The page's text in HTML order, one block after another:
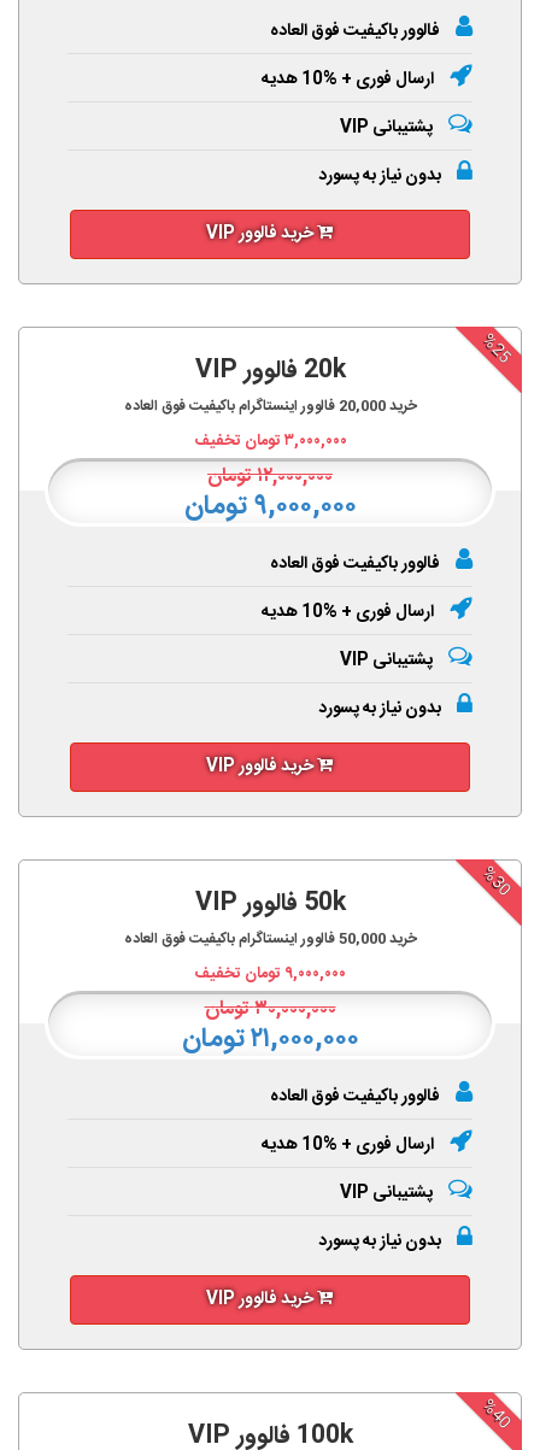
فالوور باکیفیت فوق العاده
ارسال فوری + %10 هدیه
پشتیبانی VIP
بدون نیاز به پسورد
خرید فالوور VIP
%25
20k فالوور VIP
خرید20,000 فالوور اینستاگرام باکیفیت فوق العاده
۳,۰۰۰,۰۰۰تومان تخفیف
۱۲,۰۰۰,۰۰۰تومان
۹,۰۰۰,۰۰۰ تومان
فالوور باکیفیت فوق العاده
ارسال فوری + %10 هدیه
پشتیبانی VIP
بدون نیاز به پسورد
خرید فالوور VIP
%30
50k فالوور VIP
خرید50,000فالوور اینستاگرام باکیفیت فوق العاده
۹,۰۰۰,۰۰۰ تومان تخفیف
۳۰,۰۰۰,۰۰۰تومان
۲۱,۰۰۰,۰۰۰ تومان
فالوور باکیفیت فوق العاده
ارسال فوری + %10 هدیه
پشتیبانی VIP
بدون نیاز به پسورد
خرید فالوور VIP
%40
100k فالوور VIP